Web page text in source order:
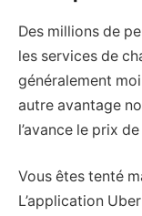
Des millions de
les services de
généralement
autre avantage
l’avance le prix
Vous êtes tenté
L’application